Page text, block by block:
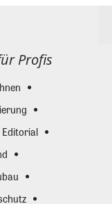
Profis
Editorial